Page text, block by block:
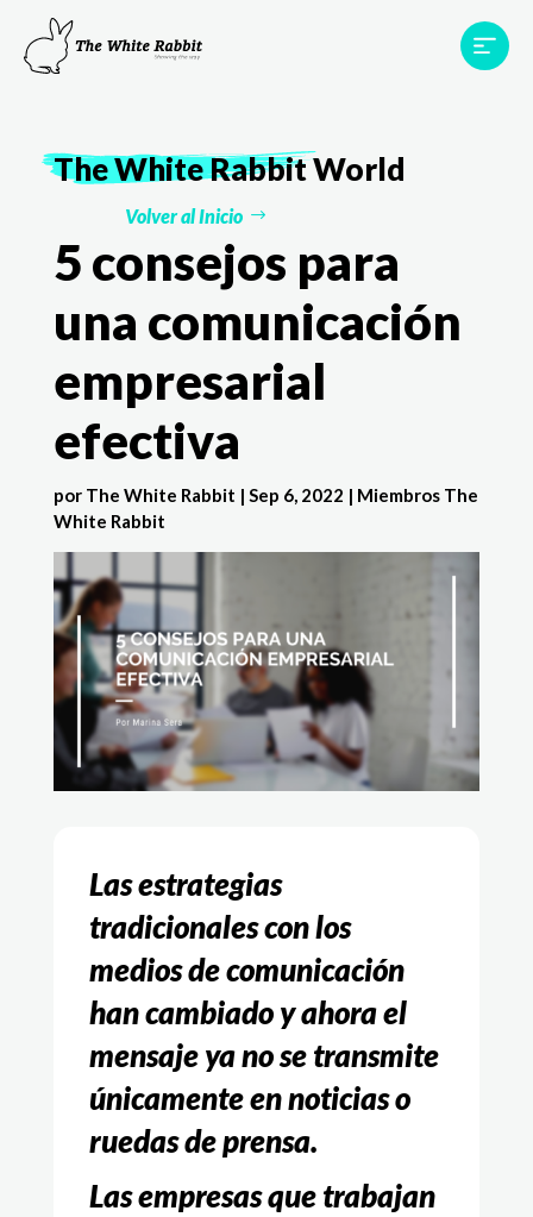
Proyectos
Testimonios
TWR World
The White RabbitWorld
Volver al Inicio
5 consejos para
una comunicación
empresarial
efectiva
por The White Rabbit | Sep 6, 2022 | Miembros The
White Rabbit
Las estrategias
tradicionales con los
medios de comunicación
han cambiado y ahora el
mensaje ya no se transmite
únicamente en noticias o
ruedas de prensa.
Las empresas que trabajan